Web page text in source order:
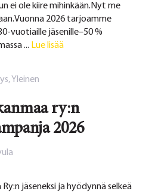
ei ole kiire mihinkään.Nyt me
2026 tarjoamme
vuotiaille jäsenille–50 %
... Lue lisää
,Yleinen
ry:n
2026
jäseneksi ja hyödynnä selkeä